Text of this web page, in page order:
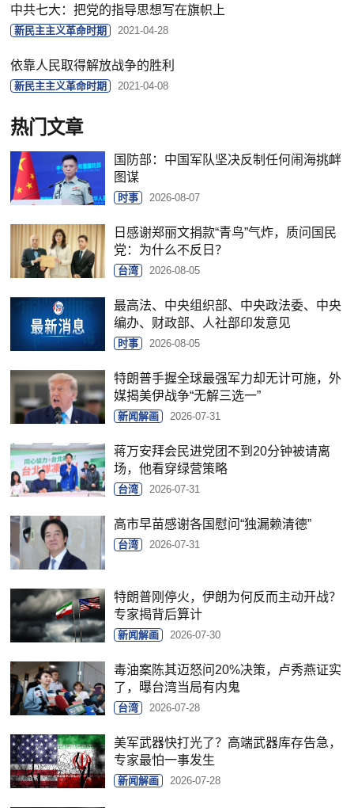
中共七大：把党的指导思想写在旗帜上
新民主主义革命时期 2021-04-28
依靠人民取得解放战争的胜利
新民主主义革命时期 2021-04-08
热门文章
国防部：中国军队坚决反制任何闹海挑衅
图谋
时事 2026-08-07
日感谢郑丽文捐款“青鸟”气炸，质问国民
党：为什么不反日？
台湾 2026-08-05
最高法、中央组织部、中央政法委、中央
编办、财政部、人社部印发意见
时事 2026-08-05
特朗普手握全球最强军力却无计可施，外
媒揭美伊战争“无解三选一”
新闻解画 2026-07-31
蒋万安拜会民进党团不到20分钟被请离
场，他看穿绿营策略
台湾 2026-07-31
高市早苗感谢各国慰问“独漏赖清德”
台湾 2026-07-31
特朗普刚停火，伊朗为何反而主动开战？
专家揭背后算计
新闻解画 2026-07-30
毒油案陈其迈怒问20%决策，卢秀燕证实
了，曝台湾当局有内鬼
台湾 2026-07-28
美军武器快打光了？高端武器库存告急，
专家最怕一事发生
新闻解画 2026-07-28